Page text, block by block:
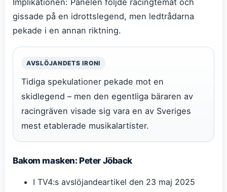
gissade på en idrottslegend, men ledtrådarna
pekade i en annan riktning.
AVSLÖJANDETS IRONI
Tidiga spekulationer pekade mot en
skidlegend – men den egentliga bäraren av
racingräven visade sig vara en av Sveriges
mest etablerade musikalartister.
Bakom masken: Peter Jöback
I TV4:s avslöjandeartikel den 23 maj 2025